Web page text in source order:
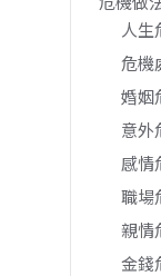
人生
危機
婚姻
意外
感情
職場
親情
金錢